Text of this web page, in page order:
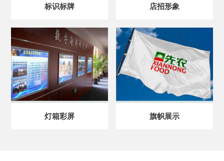
标识标牌 店招形象
灯箱彩屏 旗帜展示